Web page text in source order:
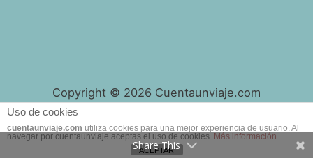
Copyright © 2026 Cuentaunviaje.com
Uso de cookies
cuentaunviaje.com utiliza cookies para una mejor experiencia de usuario. Al
navegar por cuentaunviaje aceptas el uso de cookies. Más información
ACEPTAR
Share This